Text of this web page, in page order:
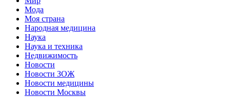
Мода
Моя страна
Народная медицина
Наука
Наука и техника
Недвижимость
Новости
Новости ЗОЖ
Новости медицины
Новости Москвы